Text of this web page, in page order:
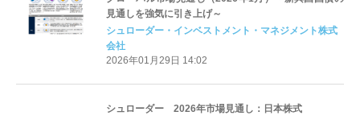
見通しを強気に引き上げ～
シュローダー・インベストメント・マネジメント株式
会社
2026年01月29日 14:02
シュローダー 2026年市場見通し：日本株式